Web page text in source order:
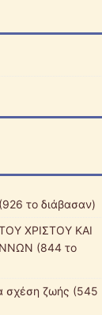
το διάβασαν)
ΧΡΙΣΤΟΥ ΚΑΙ
(844 το
σχέση ζωής (545